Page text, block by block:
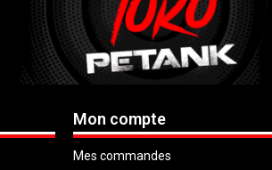
Mon compte
Mes commandes